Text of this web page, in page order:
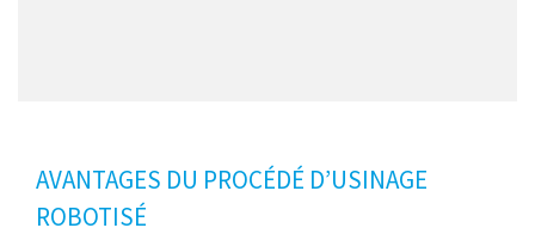
AVANTAGES DU PROCÉDÉ D’USINAGE
ROBOTISÉ